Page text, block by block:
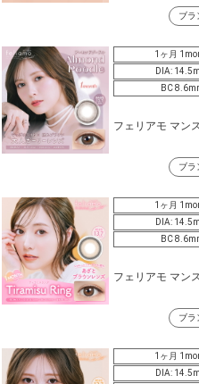
ブラ
1ヶ月
DIA:
BC
フェリアモ マン
ブラ
1ヶ月
DIA:
BC
フェリアモ マン
ブラ
1ヶ月
DIA: